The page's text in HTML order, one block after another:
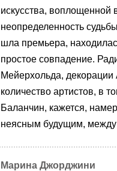
искусства, воплощенной
неопределенность
шла премьера,
простое совпадение.
Мейерхольда, декорации
количество артистов, в
Баланчин, кажется,
неясным будущим, между
Марина Джорджини